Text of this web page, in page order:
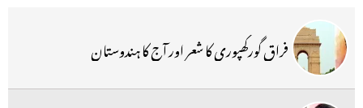
فراق گورکھپوری کا شعر اور آج کا ہندوستان